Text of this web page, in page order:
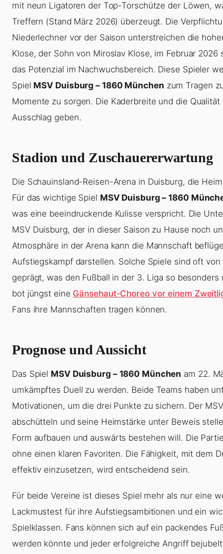
mit neun Ligatoren der Top-Torschütze der Löwen,
Treffern (Stand März 2026) überzeugt. Die
Niederlechner vor der Saison unterstreichen die
Klose, der Sohn von Miroslav Klose, im Februar
das Potenzial im Nachwuchsbereich. Diese Spieler
Spiel MSV Duisburg – 1860 München zum Tragen
Momente zu sorgen. Die Kaderbreite und die
Ausschlag geben.
Stadion und Zuschauererwartung
Die Schauinsland-Reisen-Arena in Duisburg, die
Für das wichtige Spiel MSV Duisburg – 1860
was eine beeindruckende Kulisse verspricht. Die
MSV Duisburg, der in dieser Saison zu Hause noch
Atmosphäre in der Arena kann die Mannschaft
Aufstiegskampf darstellen. Solche Spiele sind oft
geprägt, was den Fußball in der 3. Liga so
bot jüngst eine Gänsehaut-Choreo vor einem
Fans ihre Mannschaften tragen können.
Prognose und Aussicht
Das Spiel MSV Duisburg – 1860 München am 22.
umkämpftes Duell zu werden. Beide Teams haben
Motivationen, um die drei Punkte zu sichern. Der
abschütteln und seine Heimstärke unter Beweis
Form aufbauen und auswärts bestehen will. Die
ohne einen klaren Favoriten. Die Fähigkeit, mit dem
effektiv einzusetzen, wird entscheidend sein.
Für beide Vereine ist dieses Spiel mehr als nur eine
Lackmustest für ihre Aufstiegsambitionen und ein
Spielklassen. Fans können sich auf ein packendes
werden könnte und jeder erfolgreiche Angriff